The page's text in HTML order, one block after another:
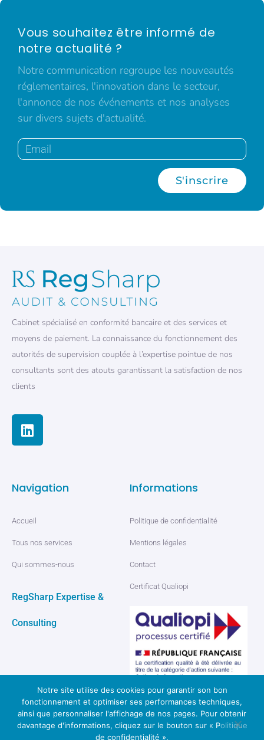
Vous souhaitez être informé de
notre actualité ?
Notre communication regroupe les nouveautés
réglementaires, l'innovation dans le secteur,
l'annonce de nos événements et nos analyses
sur divers sujets d'actualité.
S'inscrire
Cabinet spécialisé en conformité bancaire et des services et
moyens de paiement. La connaissance du fonctionnement des
autorités de supervision couplée à l’expertise pointue de nos
consultants sont des atouts garantissant la satisfaction de nos
clients
Navigation
Accueil
Tous nos services
Qui sommes-nous
RegSharp Expertise &
Consulting
Informations
Politique de confidentialité
Mentions légales
Contact
Certificat Qualiopi
© 2026 Regsharp, tous droits réservés
Notre site utilise des cookies pour garantir son bon
fonctionnement et optimiser ses performances techniques,
ainsi que personnaliser l'affichage de nos pages. Pour obtenir
davantage d'informations, cliquez sur le bouton sur « Politique
de confidentialité ».